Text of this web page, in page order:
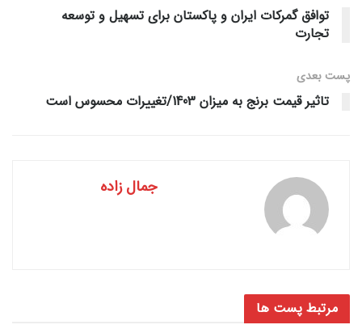
توافق گمرکات ایران و پاکستان برای تسهیل و توسعه
تجارت
پست‌ بعدی
تاثیر قیمت برنج به میزان 1403/تغییرات محسوس است
جمال زاده
مرتبط پست ها